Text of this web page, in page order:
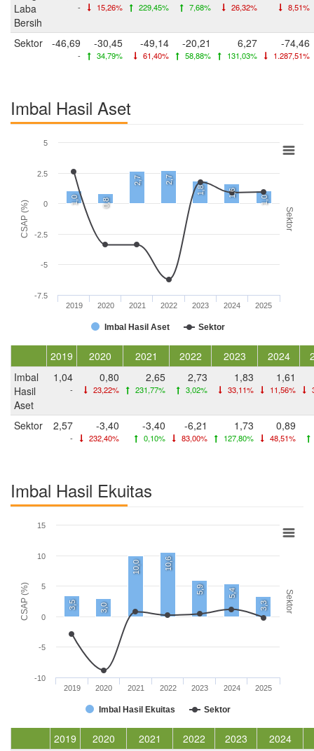
Laba
Bersih
- 15,26% 229,45% 7,68% 26,32% 8,51%
Sektor -46,69
-
-30,45
34,79%
-49,14
61,40%
-20,21
58,88%
6,27
131,03%
-74,46
1.287,51%
Imbal Hasil Aset
CSAP (%) Sektor
1,0 0,8
2,7
2,7
1,8
1,6
1,0
Imbal Hasil Aset Sektor
2019 2020 2021 2022 2023 2024 2025
-7.5
-5
-2.5
0
2.5
5
2019 2020 2021 2022 2023 2024
Imbal
Hasil
Aset
1,04
-
0,80
23,22%
2,65
231,77%
2,73
3,02%
1,83
33,11%
1,61
11,56%
Sektor 2,57
-
-3,40
232,40%
-3,40
0,10%
-6,21
83,00%
1,73
127,80%
0,89
48,51%
Imbal Hasil Ekuitas
CSAP (%) Sektor
3,5 3,0
10,0 10,6
5,9
5,4
3,3
Imbal Hasil Ekuitas Sektor
2019 2020 2021 2022 2023 2024 2025
-10
-5
0
5
10
15
2019 2020 2021 2022 2023
2024